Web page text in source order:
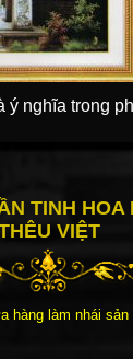
ý nghĩa trong
TINH HOA
VIỆT
hàng làm nhái